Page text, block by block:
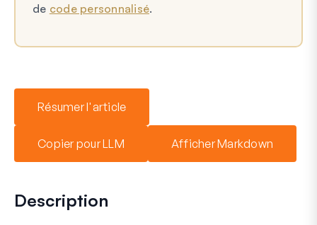
de code personnalisé.
Résumer l'article
Copier pour LLM Afficher Markdown
Description